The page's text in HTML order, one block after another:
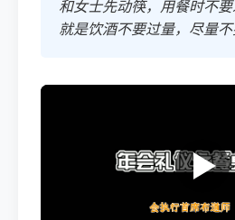
和女士先动筷，用餐时不
就是饮酒不要过量，尽量不